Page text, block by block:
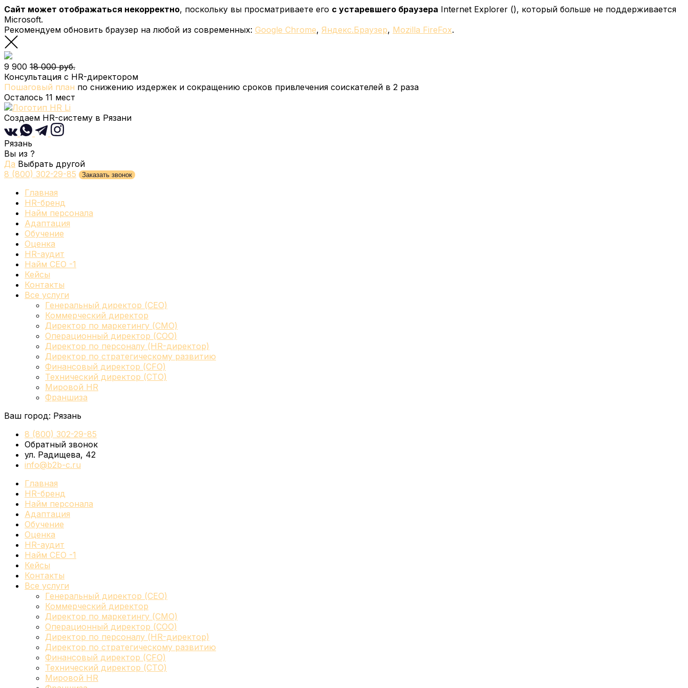
Сайт может отображаться некорректно, поскольку вы просматриваете его с устаревшего браузера Internet Explorer (), который больше не поддерживается
Microsoft.
Рекомендуем обновить браузер на любой из современных: Google Chrome, Яндекс.Браузер, Mozilla FireFox.
9 900 18 000 руб.
Консультация с HR-директором
Пошаговый план по снижению издержек и сокращению сроков привлечения соискателей в 2 раза
Осталось 11 мест
Создаем HR-систему в Рязани
Рязань
Вы из ?
Да Выбрать другой
8 (800) 302-29-85
Заказать звонок
Главная
HR-бренд
Найм персонала
Адаптация
Обучение
Оценка
HR-аудит
Найм СЕО -1
Кейсы
Контакты
Все услуги
Генеральный директор (CEO)
Коммерческий директор
Директор по маркетингу (CMO)
Операционный директор (COO)
Директор по персоналу (HR-директор)
Директор по стратегическому развитию
Финансовый директор (CFO)
Технический директор (CTO)
Мировой HR
Франшиза
Ваш город: Рязань
8 (800) 302-29-85
Обратный звонок
ул. Радищева, 42
info@b2b-c.ru
Главная
HR-бренд
Найм персонала
Адаптация
Обучение
Оценка
HR-аудит
Найм СЕО -1
Кейсы
Контакты
Все услуги
Генеральный директор (CEO)
Коммерческий директор
Директор по маркетингу (CMO)
Операционный директор (COO)
Директор по персоналу (HR-директор)
Директор по стратегическому развитию
Финансовый директор (CFO)
Технический директор (CTO)
Мировой HR